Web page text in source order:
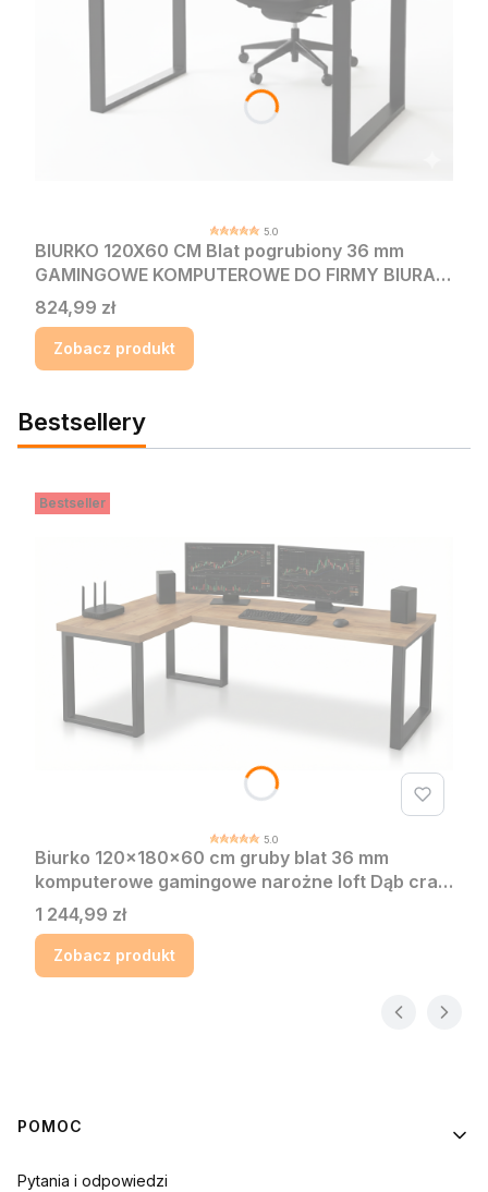
5.0
BIURKO 120X60 CM Blat pogrubiony 36 mm
GAMINGOWE KOMPUTEROWE DO FIRMY BIURA
CZARNE NOWOCZESNE
Cena
824,99 zł
Zobacz produkt
Bestsellery
Bestseller
5.0
Biurko 120x180x60 cm gruby blat 36 mm
komputerowe gamingowe narożne loft Dąb craft
złoty LOFT MAX
Cena
1 244,99 zł
Zobacz produkt
Linki w stopce
POMOC
Pytania i odpowiedzi